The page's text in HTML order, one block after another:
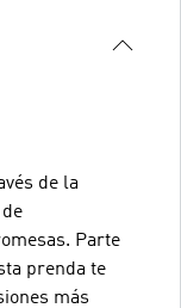
de la
Parte
prenda te
más